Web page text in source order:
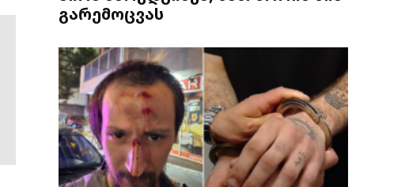
გარემოცვას